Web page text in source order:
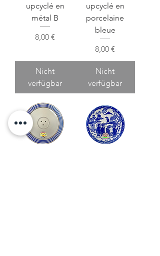
upcyclé en
métal B
Preis
8,00 €
Nicht
verfügbar
upcyclé en
porcelaine
bleue
Preis
8,00 €
Nicht
verfügbar